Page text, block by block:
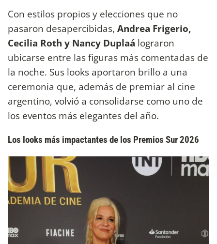
Con estilos propios y elecciones que no
pasaron desapercibidas, Andrea Frigerio,
Cecilia Roth y Nancy Duplaá lograron
ubicarse entre las figuras más comentadas de
la noche. Sus looks aportaron brillo a una
ceremonia que, además de premiar al cine
argentino, volvió a consolidarse como uno de
los eventos más elegantes del año.
Los looks más impactantes de los Premios Sur 2026